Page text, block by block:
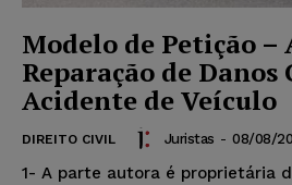
Modelo de Petição –
Reparação de Danos
Acidente de Veículo
DIREITO CIVIL Juristas - 08/08/
1- A parte autora é proprietária